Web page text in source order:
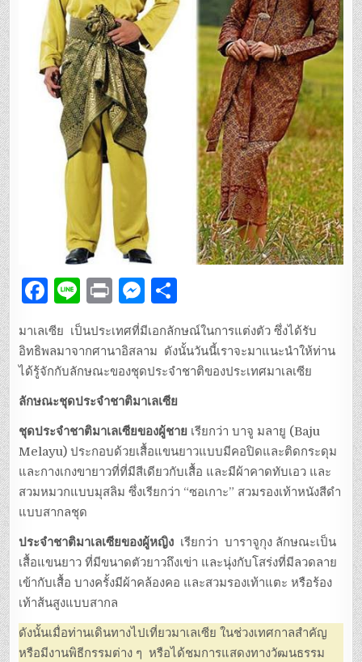
F
c
e
b
o
o
k
Li
e
P
n
t
M
se
n
g
er
ar
e
มาเลเซีย เป็นประเทศที่มีเอกลักษณ์ในการแต่งตัว ซึ่งได้รับ
อิทธิพลมาจากศานาอิสลาม ดังนั้นวันนี้เราจะมาแนะนำให้ท่าน
ได้รู้จักกับลักษณะของชุดประจำชาติของประเทศมาเลเซีย
ลักษณะชุดประจำชาติมาเลเซีย
ชุดประจำชาติมาเลเซียของผู้ชาย เรียกว่า บาจู มลายู (Baju
Melayu) ประกอบด้วยเสื้อแขนยาวแบบมีคอปิดและติดกระดุม
และกางเกงขายาวที่ที่มีสีเดียวกับเสื้อ และมีผ้าคาดทับเอว และ
สวมหมวกแบบมุสลิม ซึ่งเรียกว่า “ซอเกาะ” สวมรองเท้าหนังสีดำ
แบบสากลชุด
ประจำชาติมาเลเซียของผู้หญิง เรียกว่า บาราจูกุง ลักษณะเป็น
เสื้อแขนยาว ที่มีขนาดตัวยาวถึงเข่า และนุ่งกับโสร่งที่มีลวดลาย
เข้ากับเสื้อ บางครั้งมีผ้าคล้องคอ และสวมรองเท้าแตะ หรือร้อง
เท้าส้นสูงแบบสากล
ดังนั้นเมื่อท่านเดินทางไปเที่ยวมาเลเซีย ในช่วงเทศกาลสำคัญ
หรือมีงานพิธีกรรมต่าง ๆ หรือได้ชมการแสดงทางวัฒนธรรม